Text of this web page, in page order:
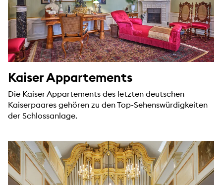
Kaiser Appartements
Die Kaiser Appartements des letzten deutschen
Kaiserpaares gehören zu den Top-Sehenswürdigkeiten
der Schlossanlage.